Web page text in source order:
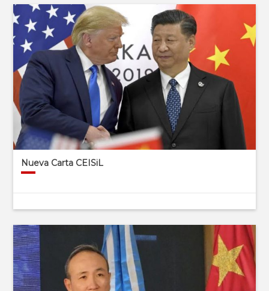
Nueva Carta CEISiL